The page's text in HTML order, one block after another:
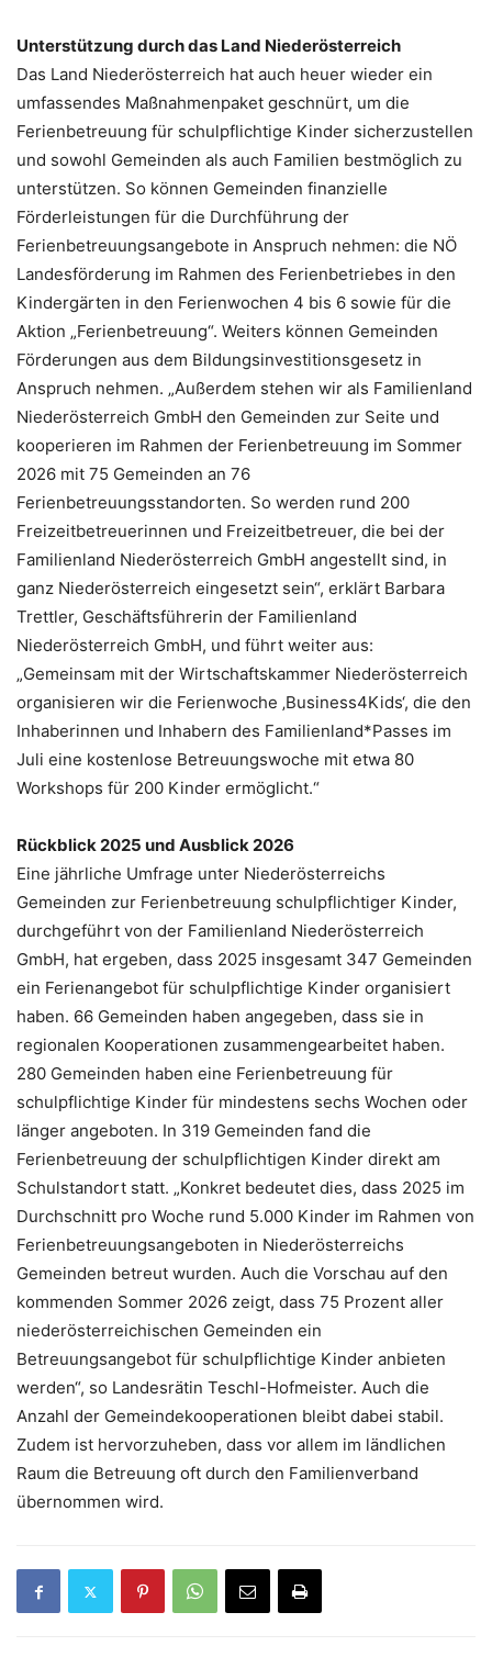
Unterstützung durch das Land Niederösterreich
Das Land Niederösterreich hat auch heuer wieder ein
umfassendes Maßnahmenpaket geschnürt, um die
Ferienbetreuung für schulpflichtige Kinder sicherzustellen
und sowohl Gemeinden als auch Familien bestmöglich zu
unterstützen. So können Gemeinden finanzielle
Förderleistungen für die Durchführung der
Ferienbetreuungsangebote in Anspruch nehmen: die NÖ
Landesförderung im Rahmen des Ferienbetriebes in den
Kindergärten in den Ferienwochen 4 bis 6 sowie für die
Aktion „Ferienbetreuung“. Weiters können Gemeinden
Förderungen aus dem Bildungsinvestitionsgesetz in
Anspruch nehmen. „Außerdem stehen wir als Familienland
Niederösterreich GmbH den Gemeinden zur Seite und
kooperieren im Rahmen der Ferienbetreuung im Sommer
2026 mit 75 Gemeinden an 76
Ferienbetreuungsstandorten. So werden rund 200
Freizeitbetreuerinnen und Freizeitbetreuer, die bei der
Familienland Niederösterreich GmbH angestellt sind, in
ganz Niederösterreich eingesetzt sein“, erklärt Barbara
Trettler, Geschäftsführerin der Familienland
Niederösterreich GmbH, und führt weiter aus:
„Gemeinsam mit der Wirtschaftskammer Niederösterreich
organisieren wir die Ferienwoche ‚Business4Kids‘, die den
Inhaberinnen und Inhabern des Familienland*Passes im
Juli eine kostenlose Betreuungswoche mit etwa 80
Workshops für 200 Kinder ermöglicht.“
Rückblick 2025 und Ausblick 2026
Eine jährliche Umfrage unter Niederösterreichs
Gemeinden zur Ferienbetreuung schulpflichtiger Kinder,
durchgeführt von der Familienland Niederösterreich
GmbH, hat ergeben, dass 2025 insgesamt 347 Gemeinden
ein Ferienangebot für schulpflichtige Kinder organisiert
haben. 66 Gemeinden haben angegeben, dass sie in
regionalen Kooperationen zusammengearbeitet haben.
280 Gemeinden haben eine Ferienbetreuung für
schulpflichtige Kinder für mindestens sechs Wochen oder
länger angeboten. In 319 Gemeinden fand die
Ferienbetreuung der schulpflichtigen Kinder direkt am
Schulstandort statt. „Konkret bedeutet dies, dass 2025 im
Durchschnitt pro Woche rund 5.000 Kinder im Rahmen von
Ferienbetreuungsangeboten in Niederösterreichs
Gemeinden betreut wurden. Auch die Vorschau auf den
kommenden Sommer 2026 zeigt, dass 75 Prozent aller
niederösterreichischen Gemeinden ein
Betreuungsangebot für schulpflichtige Kinder anbieten
werden“, so Landesrätin Teschl-Hofmeister. Auch die
Anzahl der Gemeindekooperationen bleibt dabei stabil.
Zudem ist hervorzuheben, dass vor allem im ländlichen
Raum die Betreuung oft durch den Familienverband
übernommen wird.